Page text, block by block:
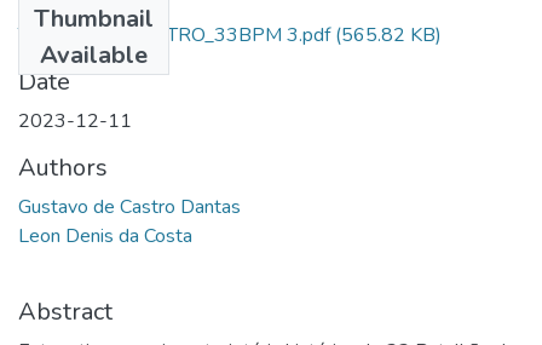
Thumbnail
Available
TCC_ AL SD CASTRO_33BPM 3.pdf(565.82 KB)
Date
2023-12-11
Authors
Gustavo de Castro Dantas
Leon Denis da Costa
Abstract